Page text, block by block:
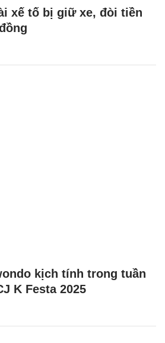
xế tố bị giữ xe, đòi tiền
kịch tính trong tuần
K Festa 2025